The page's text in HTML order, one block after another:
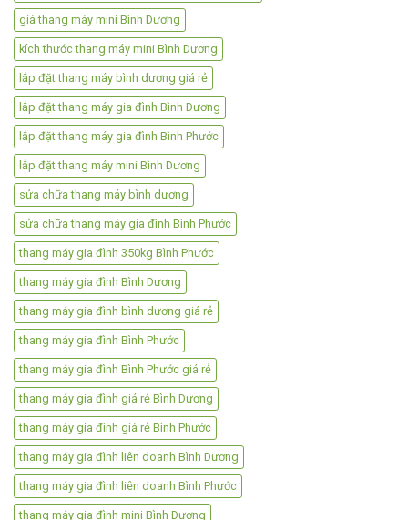
giá thang máy mini Bình Dương
kích thước thang máy mini Bình Dương
lắp đặt thang máy bình dương giá rẻ
lắp đặt thang máy gia đình Bình Dương
lắp đặt thang máy gia đình Bình Phước
lắp đặt thang máy mini Bình Dương
sửa chữa thang máy bình dương
sửa chữa thang máy gia đình Bình Phước
thang máy gia đình 350kg Bình Phước
thang máy gia đình Bình Dương
thang máy gia đình bình dương giá rẻ
thang máy gia đình Bình Phước
thang máy gia đình Bình Phước giá rẻ
thang máy gia đình giá rẻ Bình Dương
thang máy gia đình giá rẻ Bình Phước
thang máy gia đình liên doanh Bình Dương
thang máy gia đình liên doanh Bình Phước
thang máy gia đình mini Bình Dương